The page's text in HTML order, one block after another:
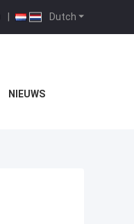
Dutch
|
NIEUWS